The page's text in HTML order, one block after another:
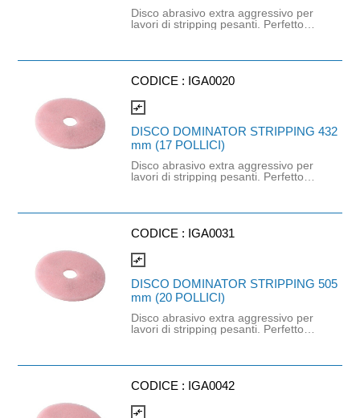
Disco abrasivo extra aggressivo per
lavori di stripping pesanti. Perfetto
sporchi e con sporco incrostato
duri resistenti all'acqua come il
CODICE : IGA0020
compare_arrows
DISCO DOMINATOR STRIPPING 432
mm (17 POLLICI)
Disco abrasivo extra aggressivo per
lavori di stripping pesanti. Perfetto
sporchi e con sporco incrostato
duri resistenti all'acqua come il
CODICE : IGA0031
compare_arrows
DISCO DOMINATOR STRIPPING 505
mm (20 POLLICI)
Disco abrasivo extra aggressivo per
lavori di stripping pesanti. Perfetto
sporchi e con sporco incrostato
duri resistenti all'acqua come il
CODICE : IGA0042
compare_arrows